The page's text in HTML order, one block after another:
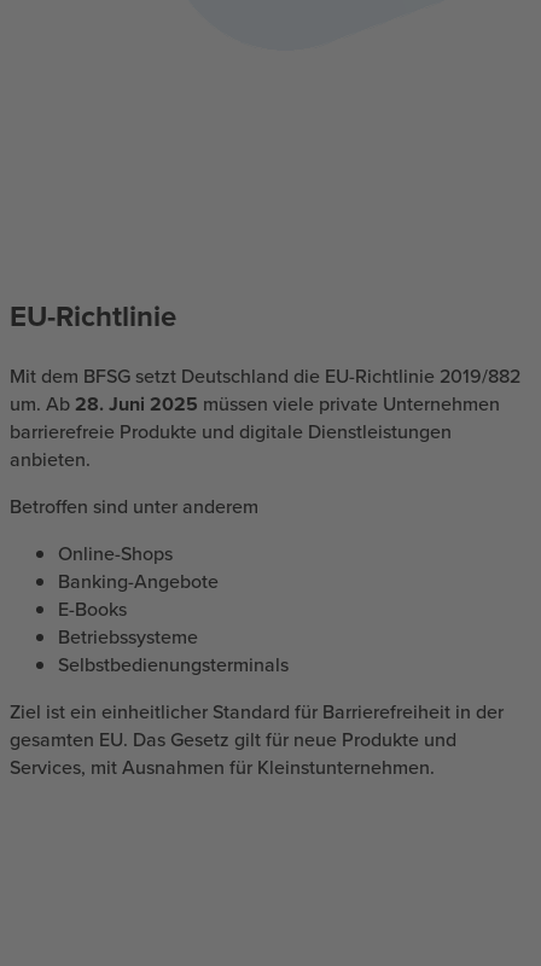
EU-Richtlinie
Mit dem BFSG setzt Deutschland die EU-Richtlinie 2019/882
um. Ab 28. Juni 2025 müssen viele private Unternehmen
barrierefreie Produkte und digitale Dienstleistungen
anbieten.
Betroffen sind unter anderem
Online-Shops
Banking-Angebote
E-Books
Betriebssysteme
Selbstbedienungsterminals
Ziel ist ein einheitlicher Standard für Barrierefreiheit in der
gesamten EU. Das Gesetz gilt für neue Produkte und
Services, mit Ausnahmen für Kleinstunternehmen.